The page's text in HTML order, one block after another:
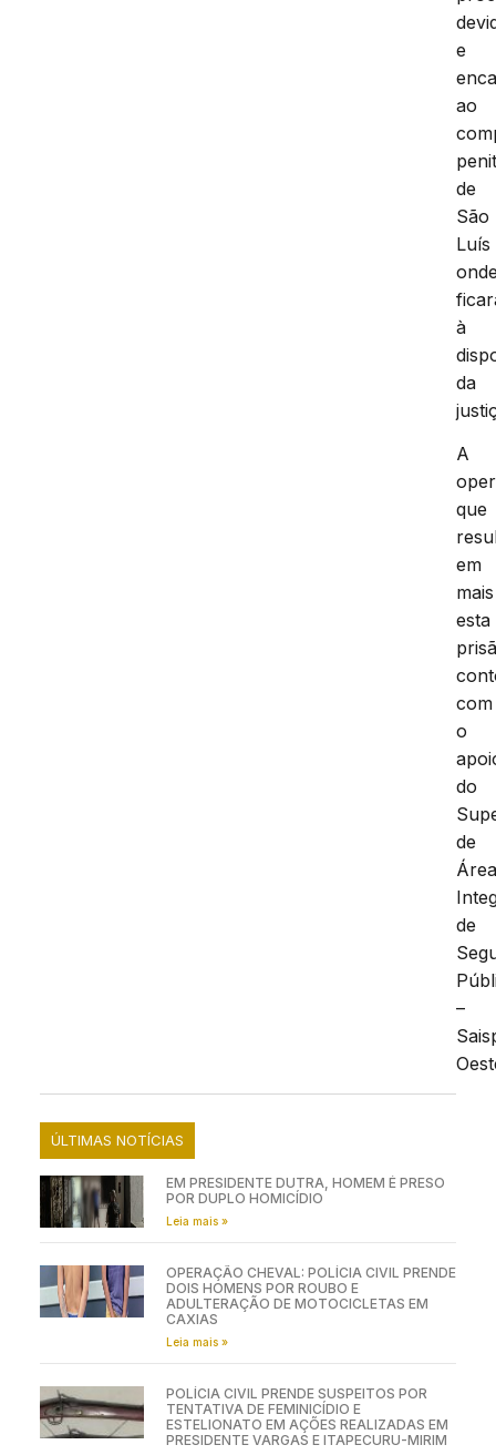
e
ao
de
São
Luís
à
da
A
que
em
mais
esta
com
o
do
de
de
–
ÚLTIMAS NOTÍCIAS
EM PRESIDENTE DUTRA, HOMEM É PRESO
POR DUPLO HOMICÍDIO
Leia mais »
OPERAÇÃO CHEVAL: POLÍCIA CIVIL PRENDE
DOIS HOMENS POR ROUBO E
ADULTERAÇÃO DE MOTOCICLETAS EM
CAXIAS
Leia mais »
POLÍCIA CIVIL PRENDE SUSPEITOS POR
TENTATIVA DE FEMINICÍDIO E
ESTELIONATO EM AÇÕES REALIZADAS EM
PRESIDENTE VARGAS E ITAPECURU-MIRIM